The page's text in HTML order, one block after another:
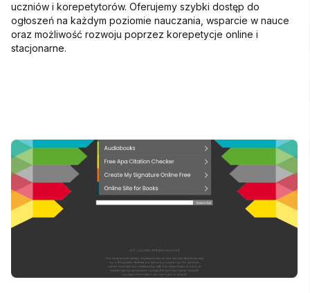
uczniów i korepetytorów. Oferujemy szybki dostęp do
ogłoszeń na każdym poziomie nauczania, wsparcie w nauce
oraz możliwość rozwoju poprzez korepetycje online i
stacjonarne.